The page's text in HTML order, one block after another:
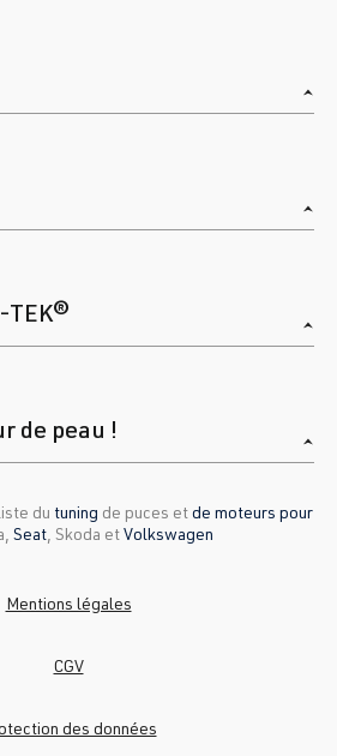
TEK®
de peau !
du tuning de puces etde moteurs pour
Seat , Skoda etVolkswagen
Mentions légales
CGV
des données